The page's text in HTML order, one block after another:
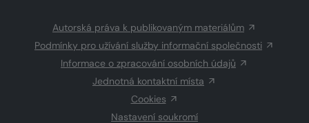
Autorská práva k publikovaným materiálům
Podmínky pro užívání služby informační společnosti
Informace o zpracování osobních údajů
Jednotná kontaktní místa
Cookies
Nastavení soukromí